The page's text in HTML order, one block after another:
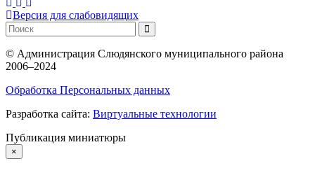
Версия для слабовидящих
© Администрация Слюдянского муниципального района
2006–2024
Обработка Персональных данных
Разработка сайта: Виртуальные технологии
Публикация миниатюры
×